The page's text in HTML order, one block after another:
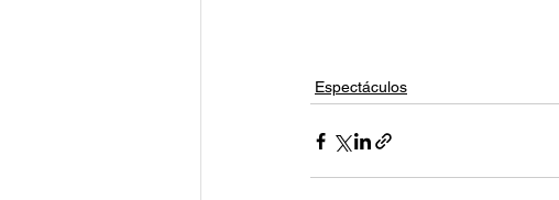
Espectáculos